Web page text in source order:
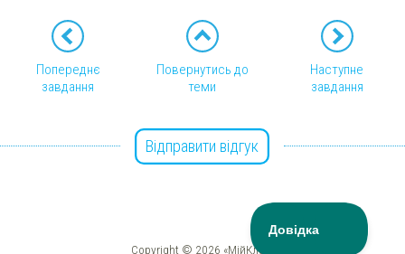
Попереднє
завдання
Повернутись до
теми
Наступне
завдання
Відправити відгук
Copyright © 2026 «МійКлас»